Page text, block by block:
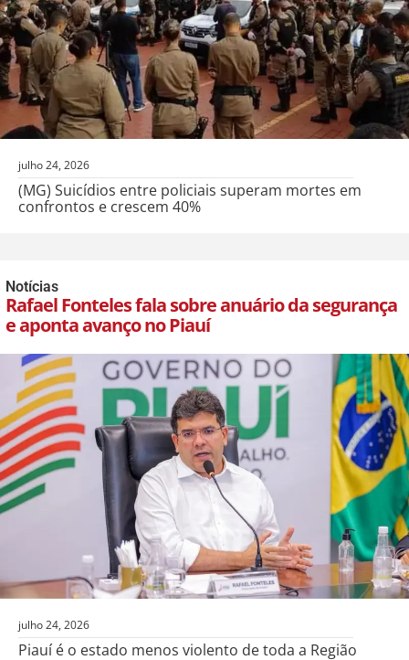
julho 24, 2026
(MG) Suicídios entre policiais superam mortes em
confrontos e crescem 40%
Notícias
Rafael Fonteles fala sobre anuário da segurança
e aponta avanço no Piauí
julho 24, 2026
Piauí é o estado menos violento de toda a Região